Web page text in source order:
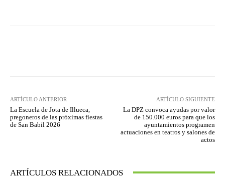
ARTÍCULO ANTERIOR
La Escuela de Jota de Illueca,
pregoneros de las próximas fiestas
de San Babil 2026
ARTÍCULO SIGUIENTE
La DPZ convoca ayudas por valor
de 150.000 euros para que los
ayuntamientos programen
actuaciones en teatros y salones de
actos
ARTÍCULOS RELACIONADOS